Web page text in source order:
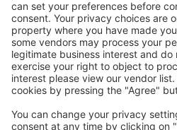
cómodamente
Planifica tu viaje